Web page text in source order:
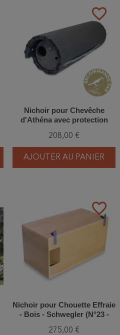
favorite_border
Nichoir pour Chevêche
d'Athéna avec protection
Béton de bois - Schwegler
(N°20B - 247/1)
208,00 €
AJOUTER AU PANIER
favorite_border
Nichoir pour Chouette Effraie
- Bois - Schwegler (N°23 -
275,00 €